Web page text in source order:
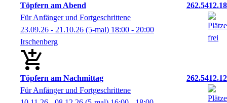
Töpfern am Abend
262.5412.18
Für Anfänger und Fortgeschrittene
23.09.26 - 21.10.26 (5-mal) 18:00 - 20:00
Irschenberg
Töpfern am Nachmittag
262.5412.12
Für Anfänger und Fortgeschrittene